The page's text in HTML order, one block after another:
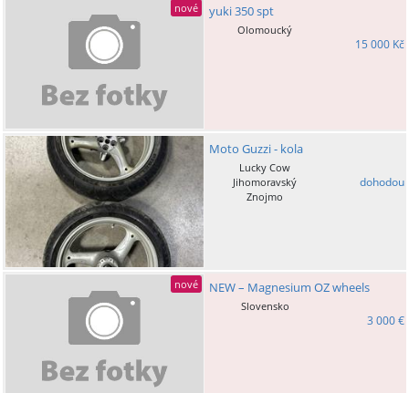
nové yuki 350 spt
Olomoucký
15 000 Kč
Moto Guzzi - kola
Lucky Cow
Jihomoravský
Znojmo
dohodou
nové NEW – Magnesium OZ wheels
Slovensko
3 000 €